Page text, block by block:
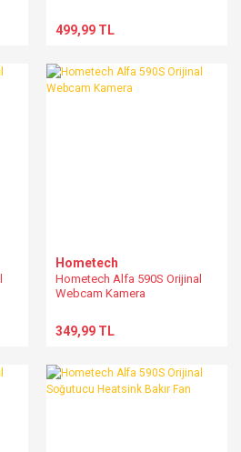
499,99 TL
Hometech
Hometech Alfa 590S Orijinal
Webcam Kamera
349,99 TL